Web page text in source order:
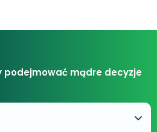
podejmować mądre decyzje